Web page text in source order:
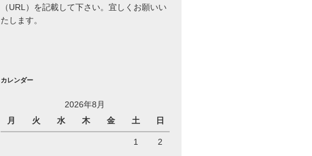
（URL）を記載して下さい。宜しくお願いい
たします。
カレンダー
2026年8月
月
火 水 木 金 土 日
1 2